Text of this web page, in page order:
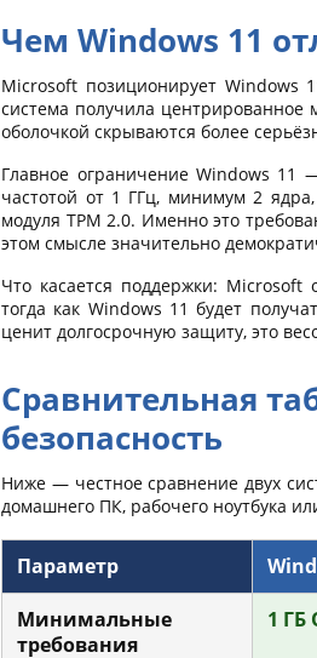
Чем Windows 11
Microsoft позиционирует Windows
система получила
оболочкой скрываются более
Главное ограничение Windows 11
частотой от 1 ГГц, минимум 2
модуля TPM 2.0. Именно это
этом смысле значительно
Что касается поддержки:
тогда как Windows 11 будет
ценит долгосрочную защиту, это
Сравнительная
безопасность
Ниже — честное сравнение двух
домашнего ПК, рабочего ноутбука
Параметр
Минимальные
требования
1 ГБ